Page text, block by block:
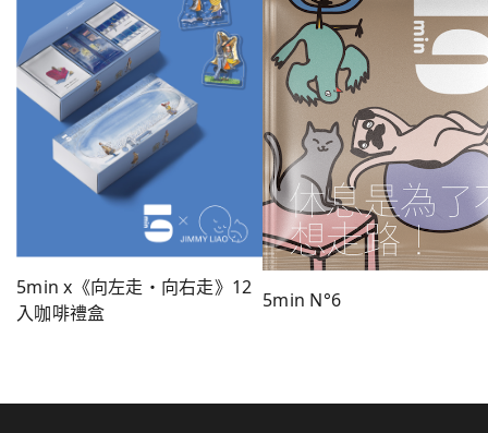
5min x《向左走・向右走》12
入咖啡禮盒
5min N°6